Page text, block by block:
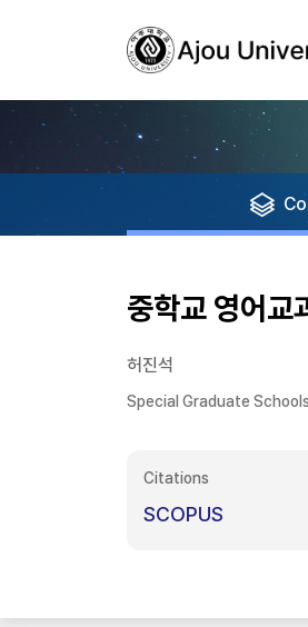
중학교 영어교
허진석
Special Graduate Schools
Citations
SCOPUS